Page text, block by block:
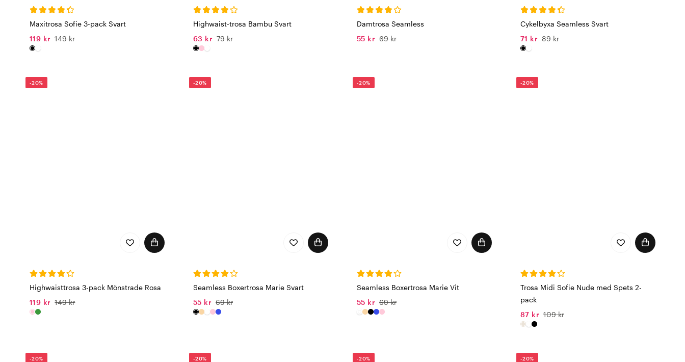
Maxitrosa Sofie 3-pack Svart
119 kr 149 kr
Highwaist-trosa Bambu Svart
63 kr 79 kr
Damtrosa Seamless
55 kr 69 kr
Cykelbyxa Seamless Svart
71 kr 89 kr
-20%
Highwaisttrosa 3-pack Mönstrade Rosa
119 kr 149 kr
-20%
Seamless Boxertrosa Marie Svart
55 kr 69 kr
-20%
Seamless Boxertrosa Marie Vit
55 kr 69 kr
-20%
Trosa Midi Sofie Nude med Spets 2-
pack
87 kr 109 kr
-20% -20% -20% -20%